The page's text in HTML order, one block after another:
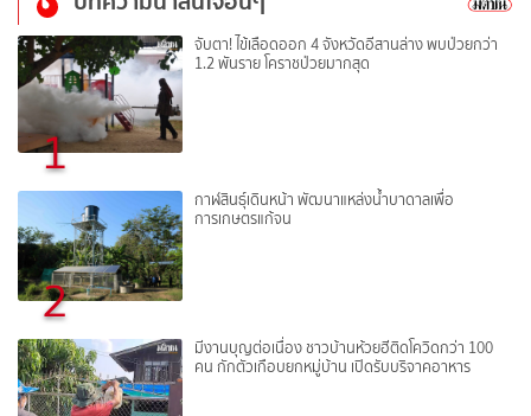
1
จับตา! ไข้เลือดออก 4 จังหวัดอีสานล่าง พบป่วยกว่า
1.2 พันราย โคราชป่วยมากสุด
2
กาฬสินธุ์เดินหน้า พัฒนาแหล่งน้ำบาดาลเพื่อ
การเกษตรแก้จน
มีงานบุญต่อเนื่อง ชาวบ้านห้วยฮีติดโควิดกว่า 100
คน กักตัวเกือบยกหมู่บ้าน เปิดรับบริจาคอาหาร